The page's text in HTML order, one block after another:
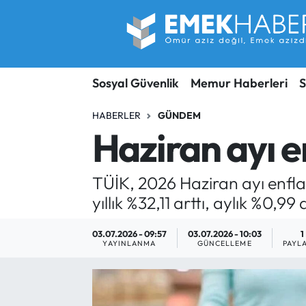
Sosyal Güvenlik Memur Haberleri
HABERLER GÜNDEM
Haziran ayı
TÜİK, 2026 Haziran ayı
yıllık %32,11 arttı, aylık %0,99
03.07.2026 - 09:57
YAYINLANMA
03.07.2026 - 10:03
GÜNCELLEME
1
SORU-CEVAP
İş Fırsatları
Trafik Durumu
Süper Lig Puan Durumu ve Fikstür
Son Dakika Haberleri